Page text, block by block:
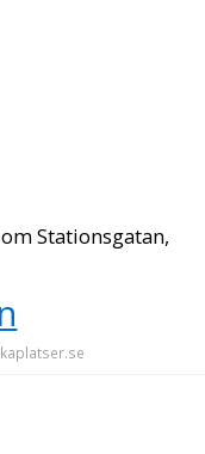
Stationsgatan,